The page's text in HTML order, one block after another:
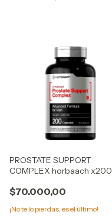
PROSTATE SUPPORT
COMPLEX horbaach x200
$70.000,00
¡No te lo pierdas, es el último!